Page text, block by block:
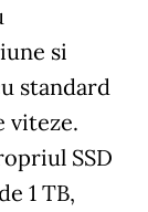
si
standard
viteze.
SSD
1 TB,